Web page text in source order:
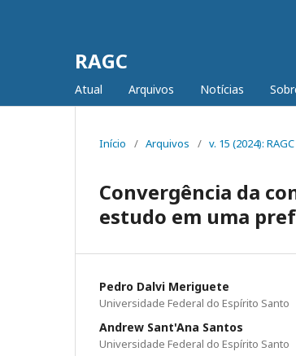
RAGC
Atual Arquivos Notícias
Início / Arquivos / v. 15 (2024): RAGC
Convergência da
estudo em uma
Pedro Dalvi Meriguete
Universidade Federal do Espírito Santo
Andrew Sant'Ana Santos
Universidade Federal do Espírito Santo